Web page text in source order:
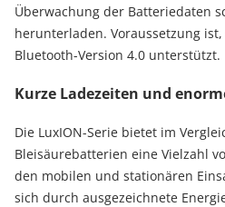
Überwachung der Batteriedaten
herunterladen. Voraussetzung
Bluetooth-Version 4.0 unterstützt.
Kurze Ladezeiten und
Die LuxION-Serie bietet im
Bleisäurebatterien eine Vielzahl
den mobilen und stationären
sich durch ausgezeichnete